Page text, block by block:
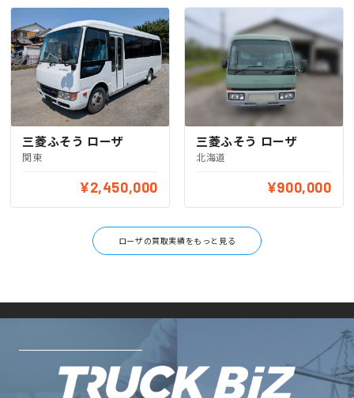
三菱ふそう ローザ
関東
¥2,450,000
三菱ふそう ローザ
北海道
¥900,000
ローザの買取実績をもっと見る